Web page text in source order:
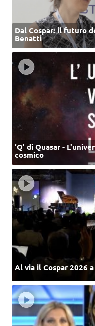
Dal Cospar: il futuro
Benatti
‘Q’ di Quasar -
cosmico
Al via il Cospar 2026